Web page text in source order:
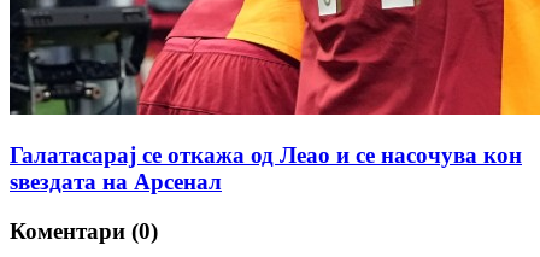
Галатасарај се откажа од Леао и се насочува кон
ѕвездата на Арсенал
Коментари (0)